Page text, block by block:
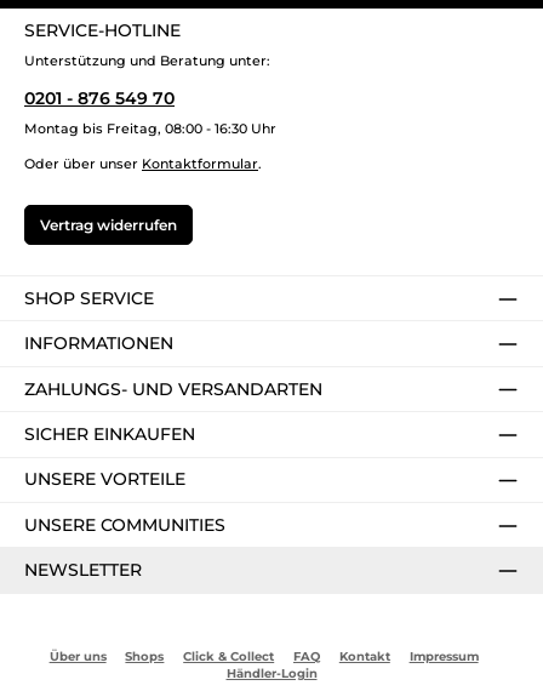
SERVICE-HOTLINE
Unterstützung und Beratung unter:
0201 - 876 549 70
Montag bis Freitag, 08:00 - 16:30 Uhr
Oder über unser Kontaktformular.
Vertrag widerrufen
SHOP SERVICE
INFORMATIONEN
ZAHLUNGS- UND VERSANDARTEN
SICHER EINKAUFEN
UNSERE VORTEILE
UNSERE COMMUNITIES
NEWSLETTER
Über uns Shops Click & Collect FAQ Kontakt
Impressum
Händler-Login